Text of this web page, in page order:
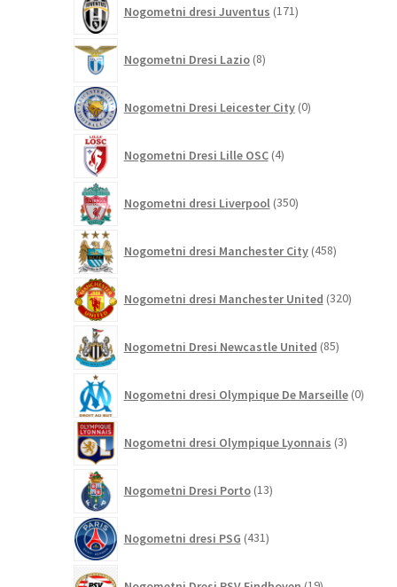
Nogometni dresi Juventus 171izdelkov
Nogometni Dresi Lazio 8izdelkov
Nogometni Dresi Leicester City 0izdelkov
Nogometni Dresi Lille OSC 4izdelki
Nogometni dresi Liverpool 350izdelkov
Nogometni dresi Manchester City 458izdelkov
Nogometni dresi Manchester United 320izdelkov
Nogometni Dresi Newcastle United 85izdelkov
Nogometni dresi Olympique De Marseille 0
Nogometni dresi Olympique Lyonnais 3izdelki
Nogometni Dresi Porto 13izdelkov
Nogometni dresi PSG 431izdelkov